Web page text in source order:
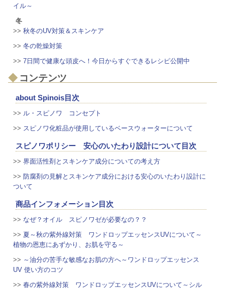
イル～
冬
>>秋冬のUV対策＆スキンケア
>>冬の乾燥対策
>>7日間で健康な頭皮へ！今日からすぐできるレシピ公開中
コンテンツ
about Spinois目次
>> ル・スピノワ コンセプト
>> スピノワ化粧品が使用しているベースウォーターについて
スピノワポリシー 安心のいたわり設計について目次
>>界面活性剤とスキンケア成分についての考え方
>>防腐剤の見解とスキンケア成分における安心のいたわり設計に
ついて
商品インフォメーション目次
>> なぜ？オイル スピノワゼが必要なの？？
>> 夏～秋の紫外線対策 ワンドロップエッセンスUVについて～
植物の恩恵にあずかり、お肌を守る～
>> ～油分の苦手な敏感なお肌の方へ～ワンドロップエッセンス
UV 使い方のコツ
>>春の紫外線対策 ワンドロップエッセンスUVについて～シル